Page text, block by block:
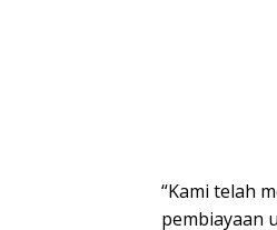
“Kami telah
pembiayaan